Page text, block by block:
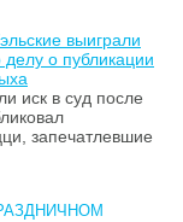
выиграли
о публикации
иск в суд после
запечатлевшие